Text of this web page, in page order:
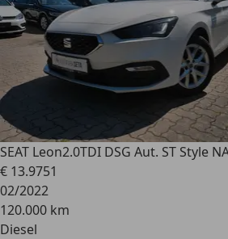
SEAT Leon2.0TDI DSG Aut. ST Style
€ 13.9751
02/2022
120.000 km
Diesel